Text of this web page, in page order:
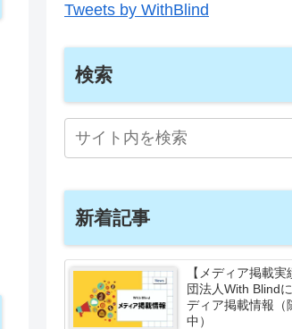
Tweets by WithBlind
検索
新着記事
【メディア掲載
団法人With Blind
ディア掲載情報（
中）